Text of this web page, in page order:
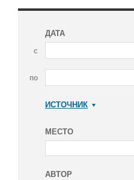
ДАТА
с
по
ИСТОЧНИК
МЕСТО
АВТОР